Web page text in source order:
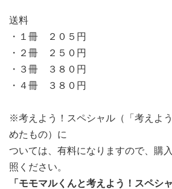
送料
・１冊 ２０５円
・２冊 ２５０円
・３冊 ３８０円
・４冊 ３８０円
※考えよう！スペシャル（「考えよ
めたもの）に
ついては、有料になりますので、購
照ください。
「モモマルくんと考えよう！スペシ